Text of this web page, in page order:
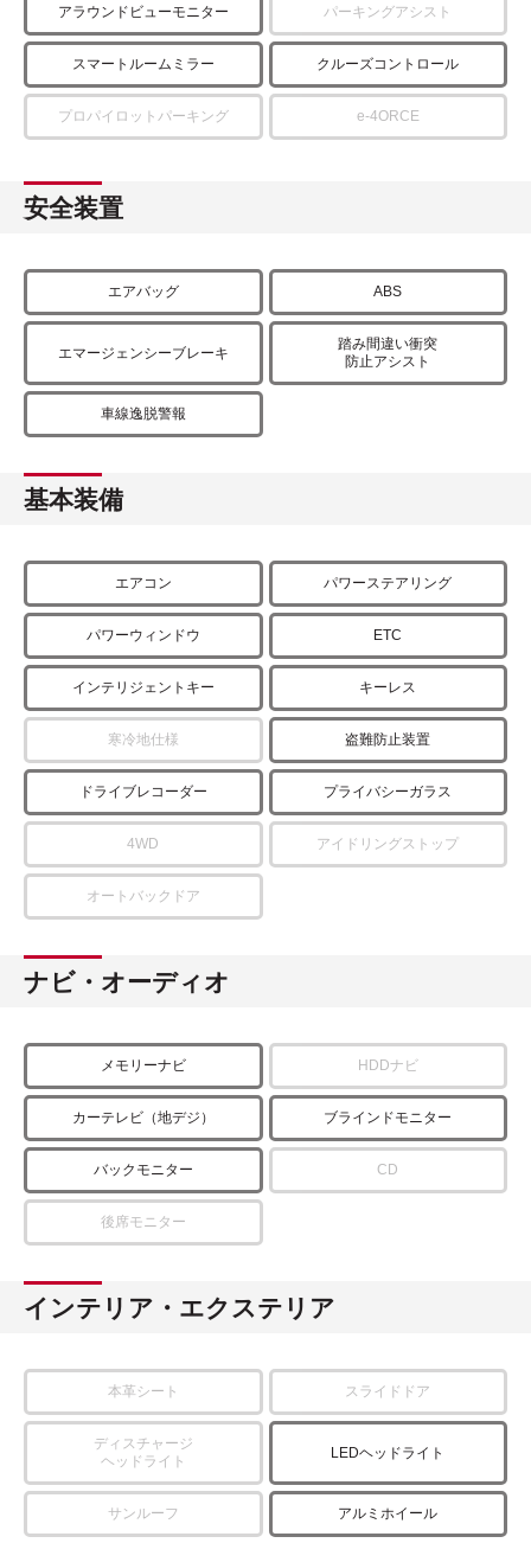
アラウンドビューモニター パーキングアシスト
スマートルームミラー クルーズコントロール
プロパイロットパーキング e-4ORCE
安全装置
エアバッグ ABS
エマージェンシーブレーキ
踏み間違い衝突
防止アシスト
車線逸脱警報
基本装備
エアコン パワーステアリング
パワーウィンドウ ETC
インテリジェントキー キーレス
寒冷地仕様 盗難防止装置
ドライブレコーダー プライバシーガラス
4WD アイドリングストップ
オートバックドア
ナビ・オーディオ
メモリーナビ HDDナビ
カーテレビ（地デジ） ブラインドモニター
バックモニター CD
後席モニター
インテリア・エクステリア
本革シート スライドドア
ディスチャージ
ヘッドライト
LEDヘッドライト
サンルーフ アルミホイール